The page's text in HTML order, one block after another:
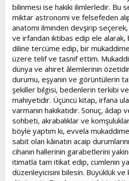
bilinmesi ise hakiki ilimlerledir. Bu
miktar astronomi ve felsefeden
anatomi ilminden devşirip
ve irfandan iktibas edip ele alarak,
diline tercüme edip, bir
üzere telif ve tasnif ettim.
dünya ve ahiret âlemlerinin
durumu, eşyanın ve görüntülerin
şekiller bilgisi, bedenlerin terkibi
mahiyetidir. Üçüncü kitap, irfana
varmanın hakikatıdır. Sonuç, âdap
sohbeti, akrabalıklar ve
böyle yaptım ki, evvela
sabit olan kâinatın acaip
cihanın hallerinin garabetlerini
itimatla tam itikat edip, cümlenin
düzenleyicisini bilesin. Büyüklük